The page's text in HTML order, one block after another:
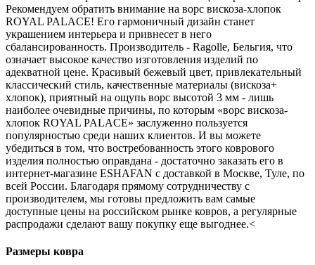
Рекомендуем обратить внимание на ворс вискоза-хлопок
ROYAL PALACE! Его гармоничный дизайн станет
украшением интерьера и привнесет в него
сбалансированность. Производитель - Ragolle, Бельгия, что
означает высокое качество изготовления изделий по
адекватной цене. Красивый бежевый цвет, привлекательный
классический стиль, качественные материалы (вискоза+
хлопок), приятный на ощупь ворс высотой 3 мм - лишь
наиболее очевидные причины, по которым «ворс вискоза-
хлопок ROYAL PALACE» заслуженно пользуется
популярностью среди наших клиентов. И вы можете
убедиться в том, что востребованность этого коврового
изделия полностью оправдана - достаточно заказать его в
интернет-магазине ESHAFAN с доставкой в Москве, Туле, по
всей России. Благодаря прямому сотрудничеству с
производителем, мы готовы предложить вам самые
доступные цены на российском рынке ковров, а регулярные
распродажи сделают вашу покупку еще выгоднее.<
Размеры ковра